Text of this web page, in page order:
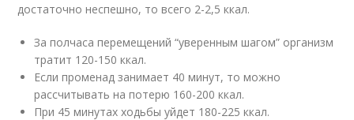
достаточно неспешно, то всего 2-2,5 ккал.
За полчаса перемещений “уверенным шагом” организм
тратит 120-150 ккал.
Если променад занимает 40 минут, то можно
рассчитывать на потерю 160-200 ккал.
При 45 минутах ходьбы уйдет 180-225 ккал.